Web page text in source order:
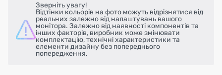
Зверніть увагу!
Відтінки кольорів на фото можуть відрізнятися від
реальних залежно від налаштувань вашого
монітора. Залежно від наявності компонентів та
інших факторів, виробник може змінювати
комплектацію, технічні характеристики та
елементи дизайну без попереднього
попередження.